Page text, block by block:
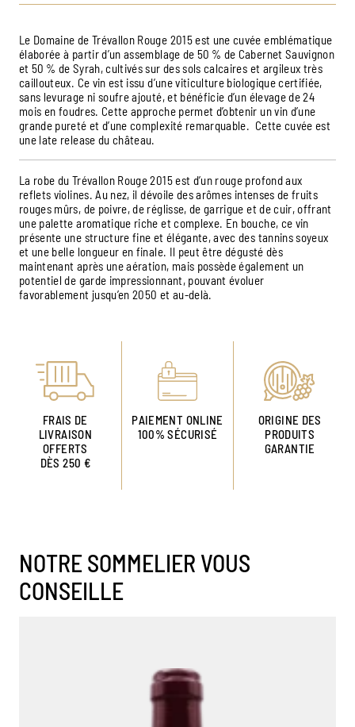
Le Domaine de Trévallon Rouge 2015 est une cuvée emblématique
élaborée à partir d’un assemblage de 50 % de Cabernet Sauvignon
et 50 % de Syrah, cultivés sur des sols calcaires et argileux très
caillouteux. Ce vin est issu d’une viticulture biologique certifiée,
sans levurage ni soufre ajouté, et bénéficie d’un élevage de 24
mois en foudres. Cette approche permet d’obtenir un vin d’une
grande pureté et d’une complexité remarquable. Cette cuvée est
une late release du château.
La robe du Trévallon Rouge 2015 est d’un rouge profond aux
reflets violines. Au nez, il dévoile des arômes intenses de fruits
rouges mûrs, de poivre, de réglisse, de garrigue et de cuir, offrant
une palette aromatique riche et complexe. En bouche, ce vin
présente une structure fine et élégante, avec des tannins soyeux
et une belle longueur en finale. Il peut être dégusté dès
maintenant après une aération, mais possède également un
potentiel de garde impressionnant, pouvant évoluer
favorablement jusqu’en 2050 et au-delà.
FRAIS DE
LIVRAISON
OFFERTS
DÈS 250 €
PAIEMENT ONLINE
100% SÉCURISÉ
ORIGINE DES
PRODUITS
GARANTIE
NOTRE SOMMELIER VOUS
CONSEILLE